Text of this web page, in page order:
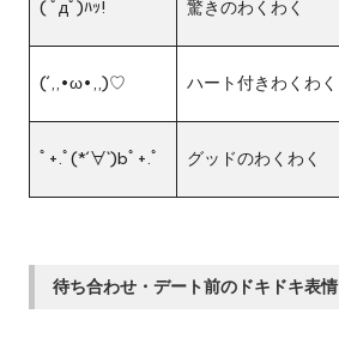
( ﾟдﾟ)ﾊｯ! 驚きのわくわく
(´,,•ω•,,)♡ ハート付きわくわく
ﾟ+.ﾟ(*´∀`)bﾟ+.ﾟ グッドのわくわく
待ち合わせ・デート前のドキドキ表情